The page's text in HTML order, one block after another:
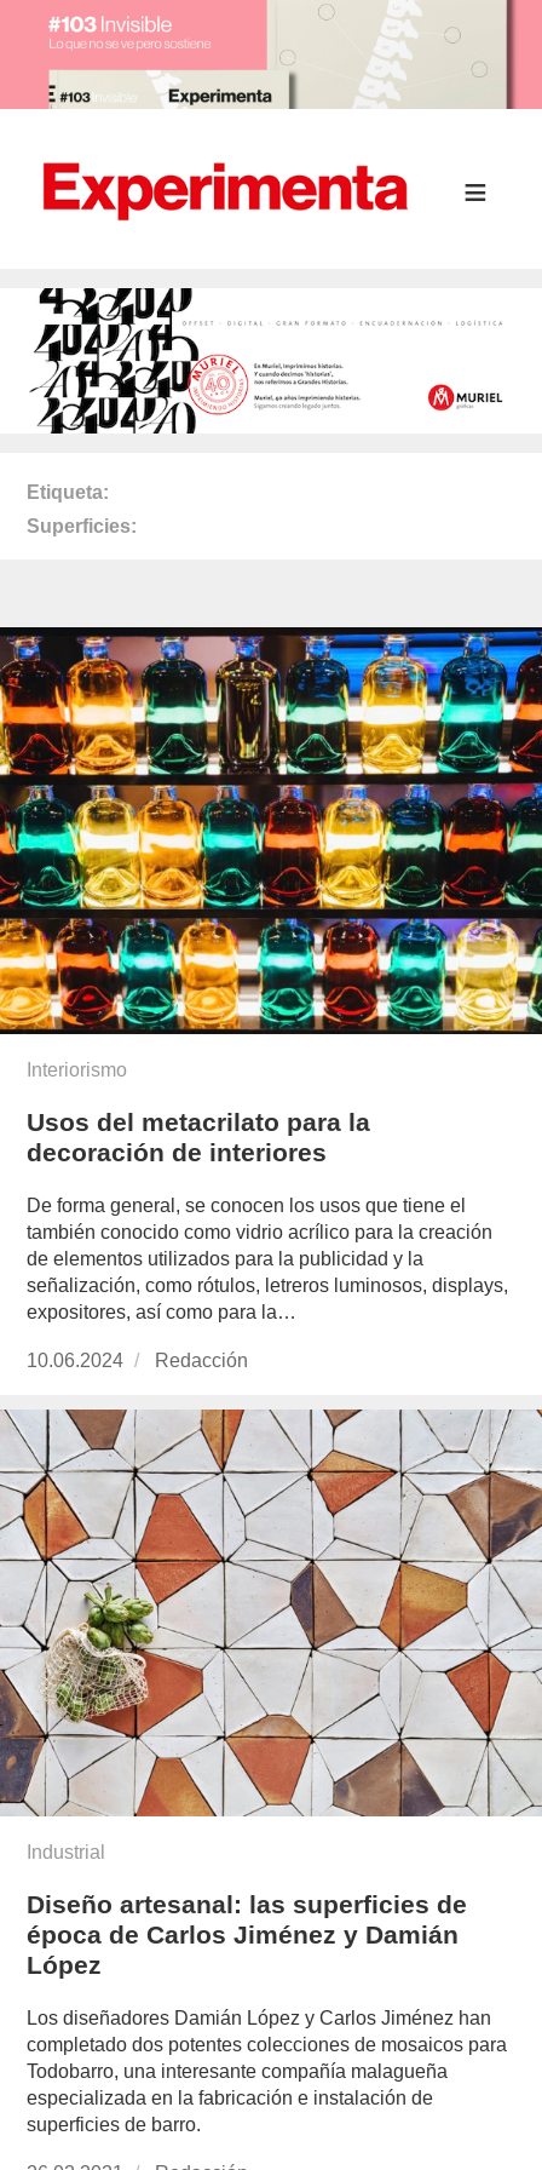
Etiqueta
Superficies
Interiorismo
Usos del metacrilato para la
decoración de interiores
De forma general, se conocen los usos que tiene el
también conocido como vidrio acrílico para la creación
de elementos utilizados para la publicidad y la
señalización, como rótulos, letreros luminosos, displays,
expositores, así como para la…
Publicado
10.06.2024 https://www.experimenta.es/author/redaccion/
Redacción
Industrial
Diseño artesanal: las superficies de
época de Carlos Jiménez y Damián
López
Los diseñadores Damián López y Carlos Jiménez han
completado dos potentes colecciones de mosaicos para
Todobarro, una interesante compañía malagueña
especializada en la fabricación e instalación de
superficies de barro.